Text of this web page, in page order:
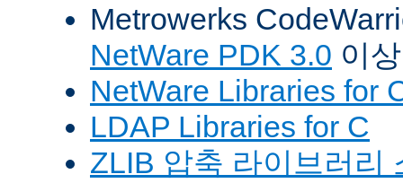
Metrowerks
NetWare PDK 3.0 이
NetWare Libraries for
LDAP Libraries for C
ZLIB 압축 라이브러리